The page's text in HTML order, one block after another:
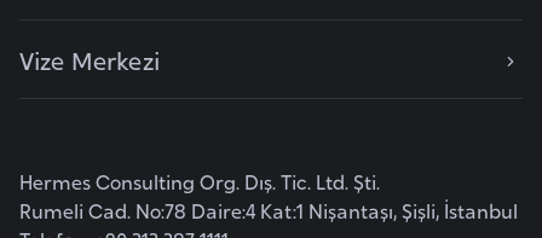
Vize Merkezi
Hermes Consulting Org. Dış. Tic. Ltd. Şti.
Rumeli Cad. No:78 Daire:4 Kat:1 Nişantaşı, Şişli, İstanbul
u
n
a